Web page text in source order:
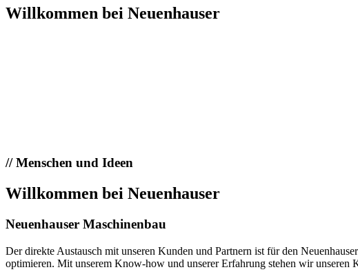
Willkommen bei Neuenhauser
//Menschen und Ideen
Willkommen bei Neuenhauser
Neuenhauser Maschinenbau
Der direkte Austausch mit unseren Kunden und Partnern ist für den
optimieren. Mit unserem Know-how und unserer Erfahrung stehen wir